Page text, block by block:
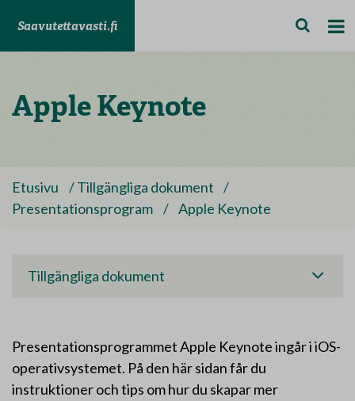
Saavutettavasti.fi
Apple Keynote
Etusivu /Tillgängliga dokument /
Presentationsprogram / Apple Keynote
Tillgängliga dokument
Presentationsprogrammet Apple Keynote ingår i iOS-
operativsystemet. På den här sidan får du
instruktioner och tips om hur du skapar mer